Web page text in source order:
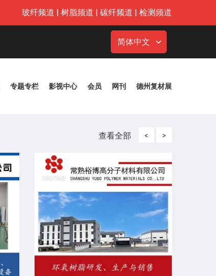
玻纤频道 | 树脂频道 | 碳纤频道 | 检测频道
简体中文
专题专栏 影视中心 会员 网刊 德州复材展
查看全部 < >